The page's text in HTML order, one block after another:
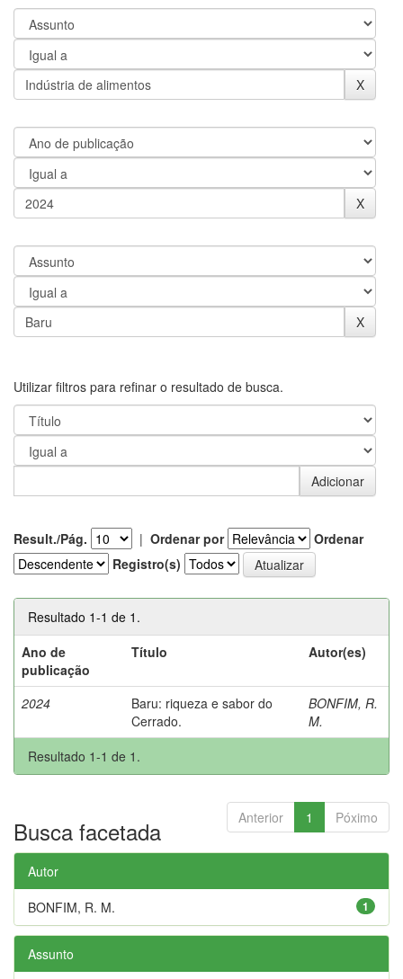
Utilizar filtros para refinar o resultado de busca.
Result./Pág. | Ordenar por
Ordenar
Registro(s)
Resultado 1-1 de 1.
Ano de
publicação
Título Autor(es)
2024
Baru: riqueza e sabor do
Cerrado.
BONFIM, R.
M.
Resultado 1-1 de 1.
Anterior 1 Póximo
Busca facetada
Autor
1
BONFIM, R. M.
Assunto